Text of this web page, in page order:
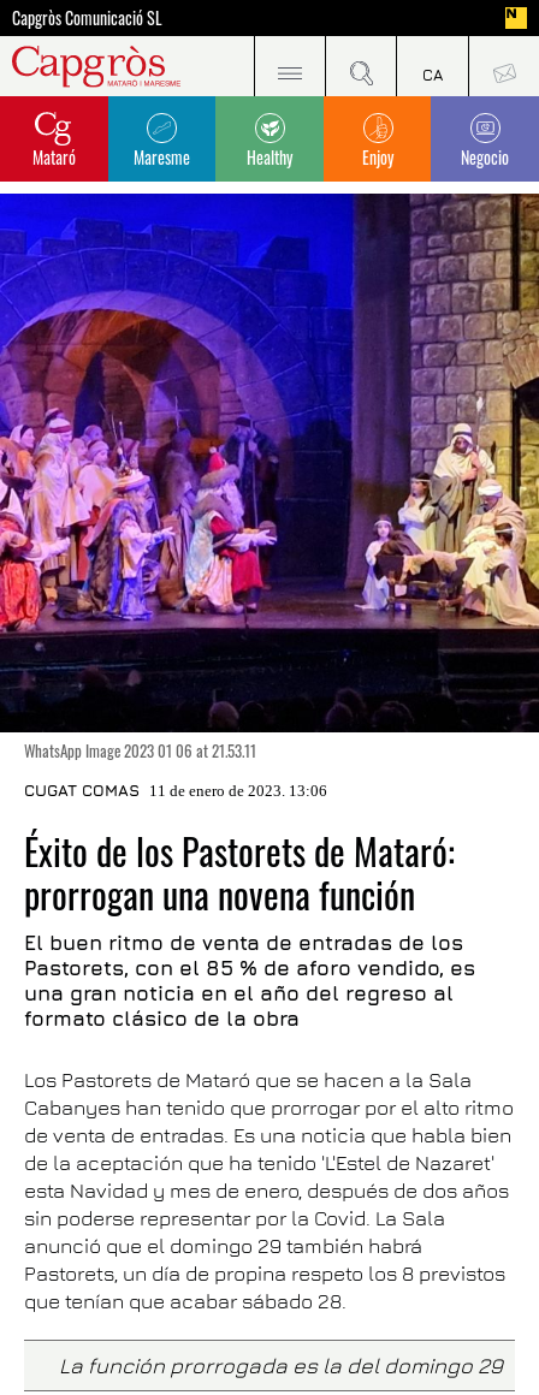
Capgròs Comunicació SL
Mataró Maresme Healthy Enjoy Negocio
WhatsApp Image 2023 01 06 at 21.53.11
CUGAT COMAS 11 de enero de 2023. 13:06
Éxito de los Pastorets de Mataró:
prorrogan una novena función
El buen ritmo de venta de entradas de los
Pastorets, con el 85 % de aforo vendido, es
una gran noticia en el año del regreso al
formato clásico de la obra
Los Pastorets de Mataró que se hacen a la Sala
Cabanyes han tenido que prorrogar por el alto ritmo
de venta de entradas. Es una noticia que habla bien
de la aceptación que ha tenido 'L'Estel de Nazaret'
esta Navidad y mes de enero, después de dos años
sin poderse representar por la Covid. La Sala
anunció que el domingo 29 también habrá
Pastorets, un día de propina respeto los 8 previstos
que tenían que acabar sábado 28.
La función prorrogada es la del domingo 29